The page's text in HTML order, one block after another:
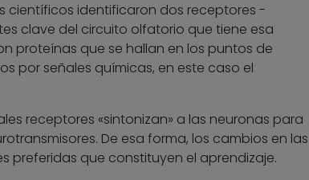
científicos identificaron dos receptores -
clave del circuito olfatorio que tiene esa
proteínas que se hallan en los puntos de
por señales químicas, en este caso el
receptores «sintonizan» a las neuronas para
De esa forma, los cambios en las
preferidas que constituyen el aprendizaje.